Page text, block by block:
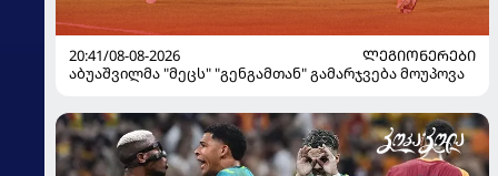
20:41/08-08-2026
ᲚᲔᲒᲘᲝᲜᲔᲠᲔᲑᲘ
აბუაშვილმა "მეცს" "გენგამთან" გამარჯვება მოუპოვა